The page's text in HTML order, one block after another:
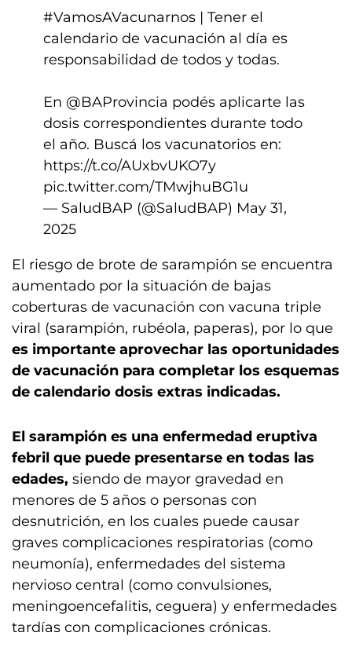
#VamosAVacunarnos | Tener el
calendario de vacunación al día es
responsabilidad de todos y todas.
En @BAProvincia podés aplicarte las
dosis correspondientes durante todo
el año. Buscá los vacunatorios en:
https://t.co/AUxbvUKO7y
pic.twitter.com/TMwjhuBG1u
— SaludBAP (@SaludBAP) May 31,
2025
El riesgo de brote de sarampión se encuentra
aumentado por la situación de bajas
coberturas de vacunación con vacuna triple
viral (sarampión, rubéola, paperas), por lo que
es importante aprovechar las oportunidades
de vacunación para completar los esquemas
de calendario dosis extras indicadas.
El sarampión es una enfermedad eruptiva
febril que puede presentarse en todas las
edades, siendo de mayor gravedad en
menores de 5 años o personas con
desnutrición, en los cuales puede causar
graves complicaciones respiratorias (como
neumonía), enfermedades del sistema
nervioso central (como convulsiones,
meningoencefalitis, ceguera) y enfermedades
tardías con complicaciones crónicas.